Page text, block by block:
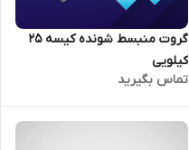
گروت منبسط شونده کیسه 25
کیلویی
تماس بگیرید